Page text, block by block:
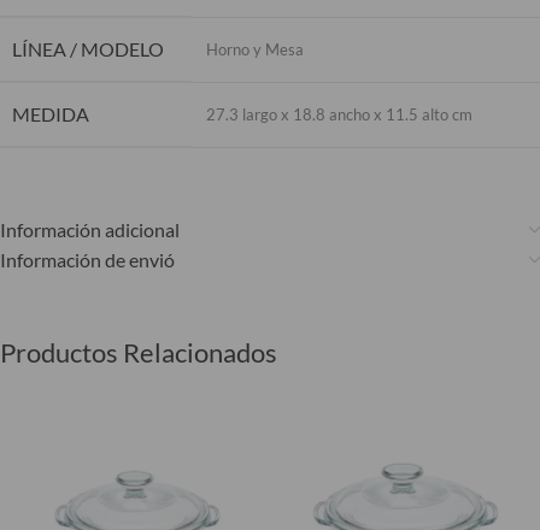
LÍNEA / MODELO Horno y Mesa
MEDIDA 27.3 largo x 18.8 ancho x 11.5 alto cm
Información adicional
Información de envió
Productos Relacionados